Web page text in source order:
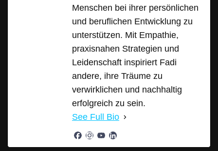
Menschen bei ihrer persönlichen
und beruflichen Entwicklung zu
unterstützen. Mit Empathie,
praxisnahen Strategien und
Leidenschaft inspiriert Fadi
andere, ihre Träume zu
verwirklichen und nachhaltig
erfolgreich zu sein.
See Full Bio